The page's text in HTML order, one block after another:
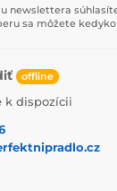
newslettera
sa môžete
offline
k dispozícii